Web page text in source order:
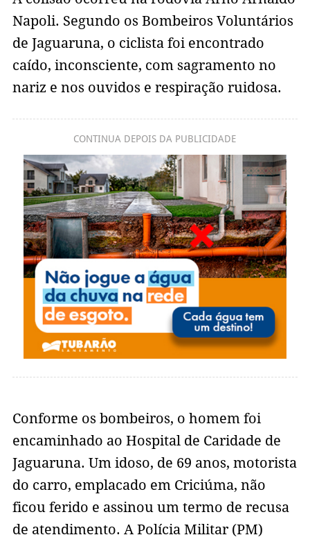
Napoli. Segundo os Bombeiros Voluntários
de Jaguaruna, o ciclista foi encontrado
caído, inconsciente, com sagramento no
nariz e nos ouvidos e respiração ruidosa.
CONTINUA DEPOIS DA PUBLICIDADE
Conforme os bombeiros, o homem foi
encaminhado ao Hospital de Caridade de
Jaguaruna. Um idoso, de 69 anos, motorista
do carro, emplacado em Criciúma, não
ficou ferido e assinou um termo de recusa
de atendimento. A Polícia Militar (PM)